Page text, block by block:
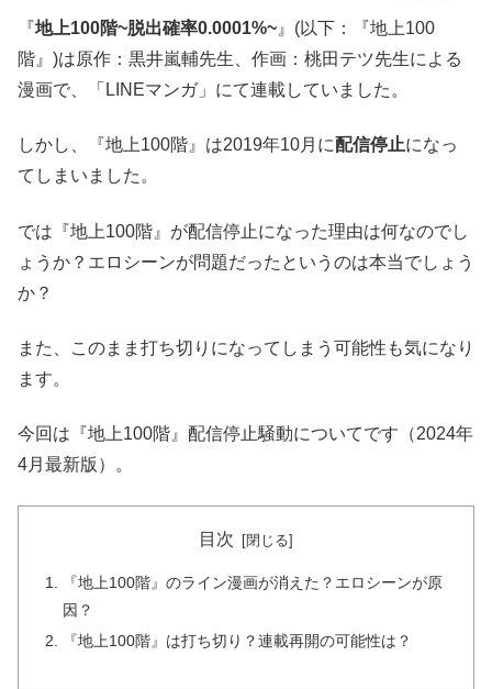
『地上100階~脱出確率0.0001%~ 』(以下：『地上100
階』)は原作：黒井嵐輔先生、作画：桃田テツ先生による
漫画で、「LINEマンガ」にて連載していました。
しかし、『地上100階』は2019年10月に配信停止になっ
てしまいました。
では『地上100階』が配信停止になった理由は何なのでし
ょうか？エロシーンが問題だったというのは本当でしょう
か？
また、このまま打ち切りになってしまう可能性も気になり
ます。
今回は『地上100階』配信停止騒動についてです（2024年
4月最新版）。
目次
『地上100階』のライン漫画が消えた？エロシーンが原
因？
『地上100階』は打ち切り？連載再開の可能性は？